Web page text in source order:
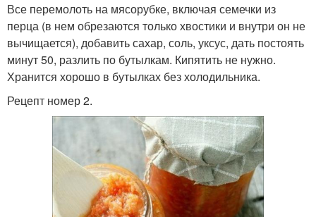
Все перемолоть на мясорубке, включая семечки из
перца (в нем обрезаются только хвостики и внутри он не
вычищается), добавить сахар, соль, уксус, дать постоять
минут 50, разлить по бутылкам. Кипятить не нужно.
Хранится хорошо в бутылках без холодильника.
Рецепт номер 2.